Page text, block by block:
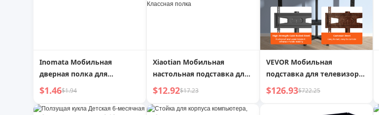
Inomata Мобильная
дверная полка для
холодильника,
Японии
$1.46$1.94
Xiaotian Мобильная
настольная подставка для
планшета iPad телефона с
на 360 градусов Ленивый
$12.92$17.23
VEVOR Мобильная
подставка для телевизора,
Мобильная тележка для
$126.93$722.25